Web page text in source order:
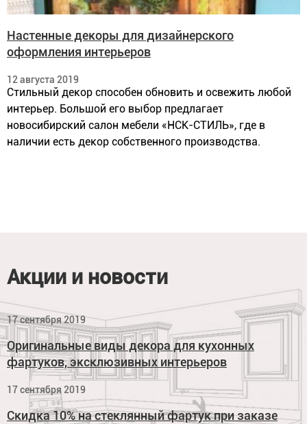
Настенные декоры для дизайнерского
оформления интерьеров
12 августа 2019
Стильный декор способен обновить и освежить любой
интерьер. Большой его выбор предлагает
новосибирский салон мебели «НСК-СТИЛЬ», где в
наличии есть декор собственного производства.
Акции и новости
17 сентября 2019
Оригинальные виды декора для кухонных
фартуков, эксклюзивных интерьеров
17 сентября 2019
Скидка 10% на стеклянный фартук при заказе